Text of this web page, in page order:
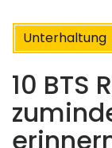
Unterhaltung
10 BTS